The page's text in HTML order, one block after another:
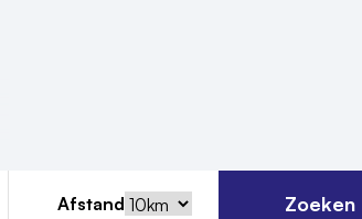
Afstand Zoeken